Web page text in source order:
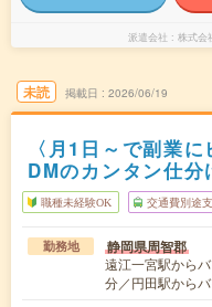
派遣会社 株式会
未読 掲載日 2026/06/19
〈月1日～で副業
DMのカンタン仕分
職種未経験OK 交通費別途
勤務地 静岡県周智郡
遠江一宮駅から
分／円田駅から